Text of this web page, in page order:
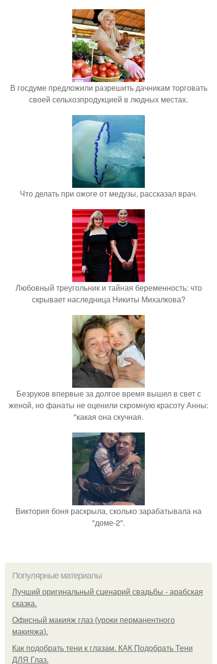
В госдуме предложили разрешить дачникам торговать
своей сельхозпродукцией в людных местах.
Что делать при ожоге от медузы, рассказал врач.
Любовный треугольник и тайная беременность: что
скрывает наследница Никиты Михалкова?
Безруков впервые за долгое время вышел в свет с
женой, но фанаты не оценили скромную красоту Анны:
"какая она скучная.
Виктория боня раскрыла, сколько зарабатывала на
"доме-2".
Популярные материалы
Лучший оригинальный сценарий свадьбы - арабская
сказка.
Офисный макияж глаз (уроки перманентного
макияжа).
Как подобрать тени к глазам. КАК Подобрать Тени
ДЛЯ Глаз.